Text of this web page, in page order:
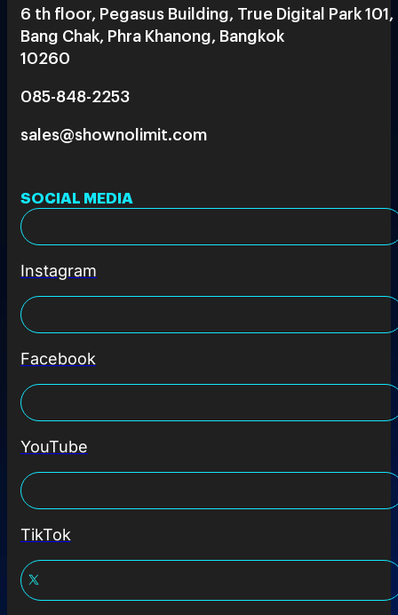
6 th floor, Pegasus Building, True Digital Park 101,
Bang Chak, Phra Khanong, Bangkok
10260
085-848-2253
sales@shownolimit.com
SOCIAL MEDIA
Instagram
Facebook
YouTube
TikTok